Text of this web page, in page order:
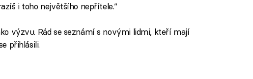
i toho největšího nepřítele.“
výzvu. Rád se seznámí s novými lidmi, kteří mají
přihlásili.